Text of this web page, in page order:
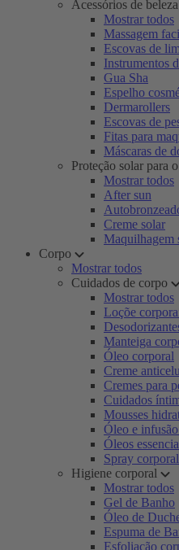
Acessórios de beleza
Mostrar todos
Massagem
Escovas de
Instrumentos
Gua Sha
Espelho
Dermarollers
Escovas de
Fitas para
Máscaras de
Proteção solar para
Mostrar todos
After sun
Creme solar
Maquilhagem
Corpo
Mostrar todos
Cuidados de corpo
Mostrar todos
Loçõe
Manteiga
Óleo corporal
Creme
Cremes para
Cuidados
Mousses
Óleo e
Óleos
Spray corporal
Higiene corporal
Mostrar todos
Gel de Banho
Óleo de
Espuma de
Esfoliação